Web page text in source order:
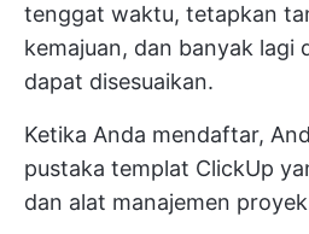
tenggat waktu, tetapkan
kemajuan, dan banyak lagi
dapat disesuaikan.
Ketika Anda mendaftar,
pustaka templat ClickUp
dan alat manajemen